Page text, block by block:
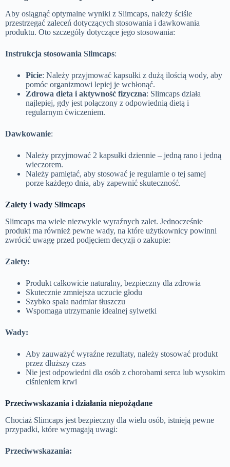
Aby osiągnąć optymalne wyniki z Slimcaps, należy ściśle
przestrzegać zaleceń dotyczących stosowania i dawkowania
produktu. Oto szczegóły dotyczące jego stosowania:
Instrukcja stosowania Slimcaps:
Picie: Należy przyjmować kapsułki z dużą ilością wody, aby
pomóc organizmowi lepiej je wchłonąć.
Zdrowa dieta i aktywność fizyczna: Slimcaps działa
najlepiej, gdy jest połączony z odpowiednią dietą i
regularnym ćwiczeniem.
Dawkowanie:
Należy przyjmować 2 kapsułki dziennie – jedną rano i jedną
wieczorem.
Należy pamiętać, aby stosować je regularnie o tej samej
porze każdego dnia, aby zapewnić skuteczność.
Zalety i wady Slimcaps
Slimcaps ma wiele niezwykle wyraźnych zalet. Jednocześnie
produkt ma również pewne wady, na które użytkownicy powinni
zwrócić uwagę przed podjęciem decyzji o zakupie:
Zalety:
Produkt całkowicie naturalny, bezpieczny dla zdrowia
Skutecznie zmniejsza uczucie głodu
Szybko spala nadmiar tłuszczu
Wspomaga utrzymanie idealnej sylwetki
Wady:
Aby zauważyć wyraźne rezultaty, należy stosować produkt
przez dłuższy czas
Nie jest odpowiedni dla osób z chorobami serca lub wysokim
ciśnieniem krwi
Przeciwwskazania i działania niepożądane
Chociaż Slimcaps jest bezpieczny dla wielu osób, istnieją pewne
przypadki, które wymagają uwagi:
Przeciwwskazania: